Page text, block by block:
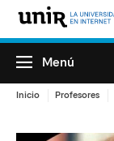
Menú
Inicio Profesores